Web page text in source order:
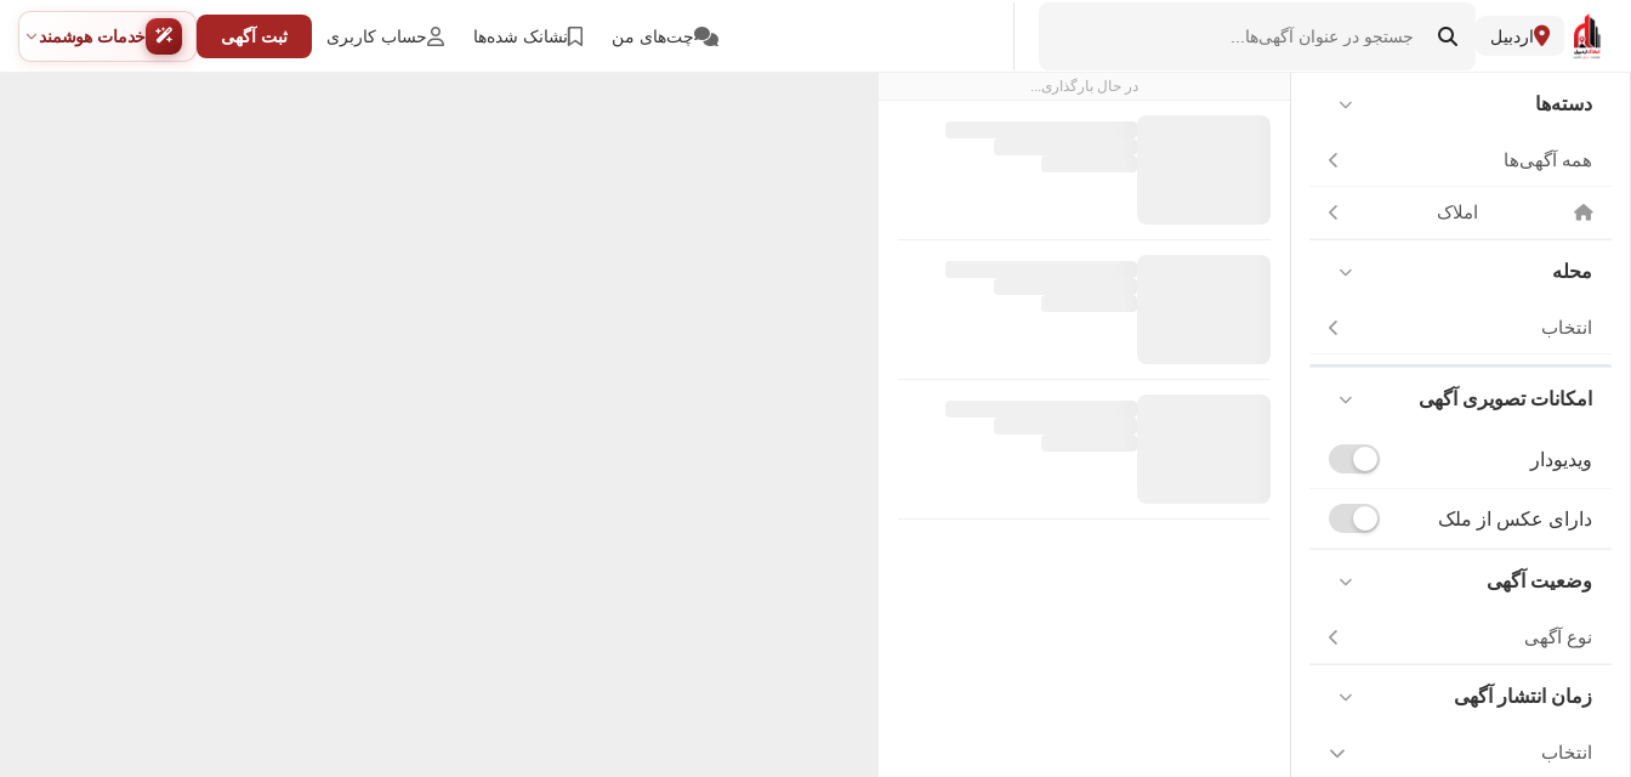
اردبیل خدمات هوشمند ثبت آگهی حساب کاربری نشانک شده‌ها چت‌های من
دسته‌ها
همه آگهی‌ها
املاک
محله
انتخاب
امکانات تصویری آگهی
ویدیودار
دارای عکس از ملک
وضعیت آگهی
نوع آگهی
زمان انتشار آگهی
انتخاب
در حال بارگذاری...